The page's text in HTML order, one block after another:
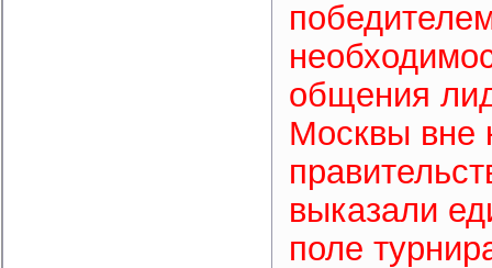
общения
Москвы вне
выказали
поле